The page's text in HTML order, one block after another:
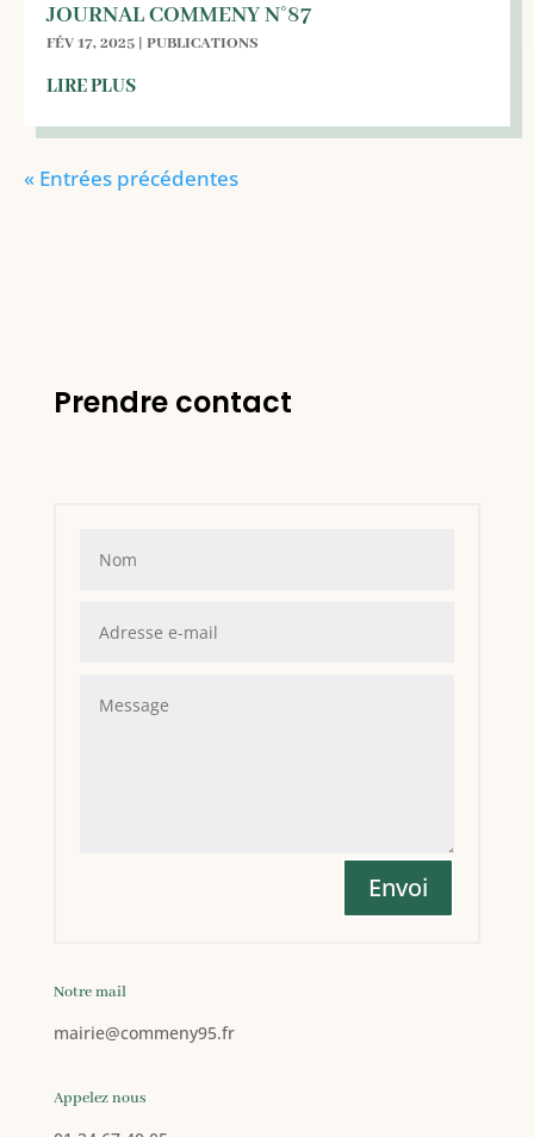
JOURNAL COMMENY N°87
FÉV 17, 2025 | PUBLICATIONS
LIRE PLUS
« Entrées précédentes
Prendre contact
Envoi
Notre mail
mairie@commeny95.fr
Appelez nous